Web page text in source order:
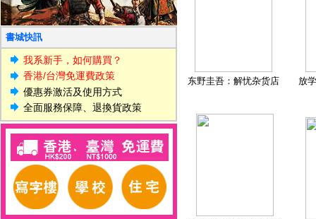
書城快訊
我系新手，如何購買？
香港/台灣免運費政策
優惠券激活及使用方式
全面服務保障、退換貨政策
东野圭吾：解忧杂货店 放